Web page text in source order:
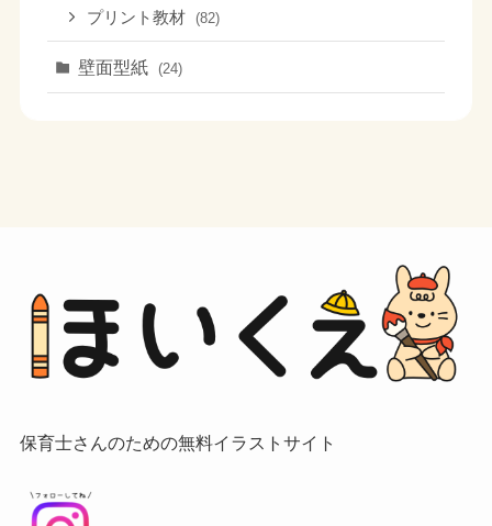
プリント教材 (82)
壁面型紙 (24)
保育士さんのための無料イラストサイト